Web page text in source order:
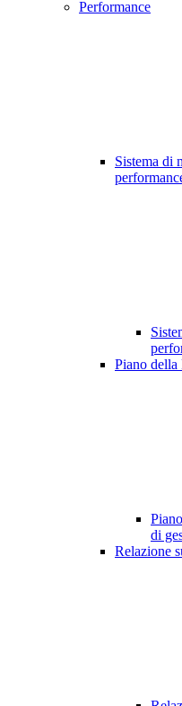
Performance
Sistema di
Piano della
di
Relazione